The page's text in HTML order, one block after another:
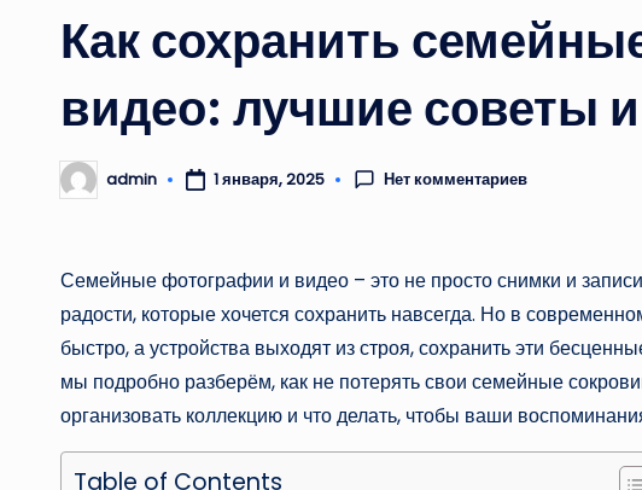
Как сохранить
видео: лучшие советы
Запись
от
admin 1 января, 2025 Нет комментариев
Семейные фотографии и видео – это не просто снимки и
радости, которые хочется сохранить навсегда. Но в
быстро, а устройства выходят из строя, сохранить эти
мы подробно разберём, как не потерять свои семейные
организовать коллекцию и что делать, чтобы ваши
Table of Contents